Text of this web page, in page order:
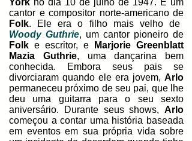
York no dia 10 de julho de 1947. É um
cantor e compositor norte-americano de
Folk. Ele era o filho mais velho de
Woody Guthrie, um cantor pioneiro de
Folk e escritor, e
Marjorie Greenblatt
Mazia Guthrie, uma dançarina bem
conhecida. Embora seus pais se
divorciaram quando ele era jovem, Arlo
permaneceu próximo de seu pai, que lhe
deu uma guitarra para o seu sexto
aniversário. Durante seus shows, Arlo
começou a contar uma história baseada
em eventos em sua própria vida sobre